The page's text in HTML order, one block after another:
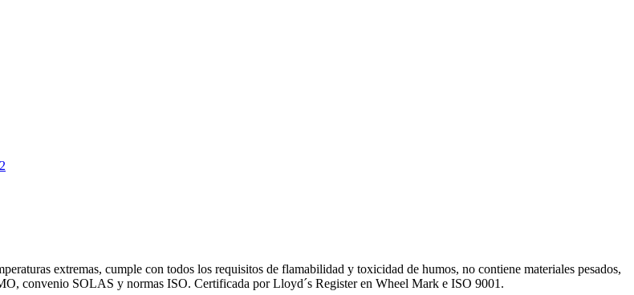
extremas, cumple con todos los requisitos de flamabilidad y toxicidad de humos, no contiene materiales pesados,
convenio SOLAS y normas ISO. Certificada por Lloyd´s Register en Wheel Mark e ISO 9001.